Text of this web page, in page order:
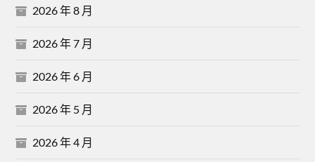
2026 年 8 月
2026 年 7 月
2026 年 6 月
2026 年 5 月
2026 年 4 月